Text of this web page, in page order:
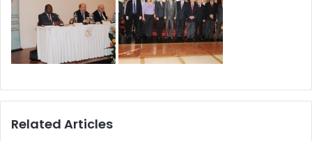
Related Articles